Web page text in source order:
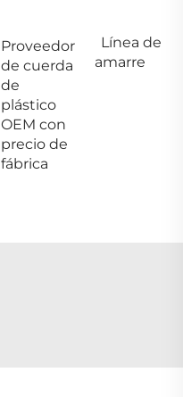
Proveedor
de cuerda
de
plástico
OEM con
precio de
fábrica
Línea de
amarre